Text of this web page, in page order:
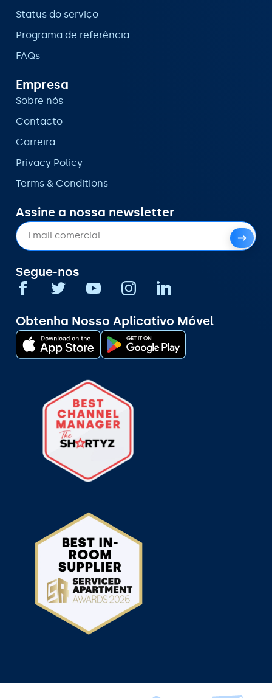
Status do serviço
Programa de referência
FAQs
Empresa
Sobre nós
Contacto
Carreira
Privacy Policy
Terms & Conditions
Assine a nossa newsletter
Segue-nos
Obtenha Nosso Aplicativo Móvel